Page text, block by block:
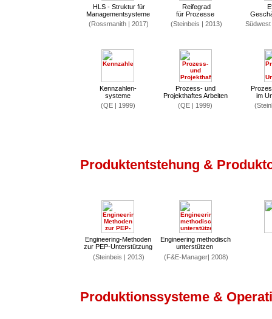
HLS - Struktur für
Managementsysteme
Reifegrad
für Prozesse
(Rossmanith | 2017)
(Steinbeis | 2013)
Kennzahlen-
systeme
Prozess- und
Projekthaftes Arbeiten
im
(QE | 1999)
(QE | 1999)
Produktentstehung &
Engineering-Methoden
zur PEP-Unterstützung
Engineering methodisch
unterstützen
(Steinbeis | 2013)
(F&E-Manager| 2008)
Produktionssysteme &